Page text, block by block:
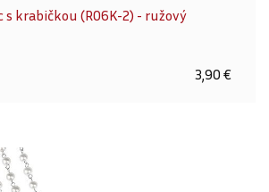
s krabičkou (R06K-2) - ružový
3,90 €